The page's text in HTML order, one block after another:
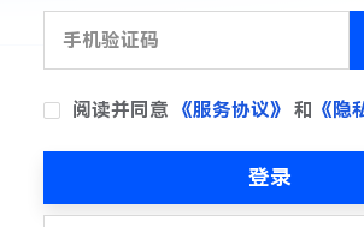
阅读并同意 《服务协议》 和 《隐
登录